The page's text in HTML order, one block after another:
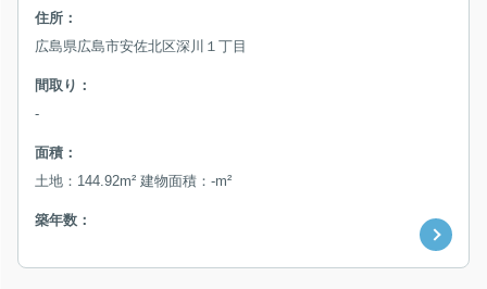
住所：
広島県広島市安佐北区深川１丁目
間取り：
-
面積：
土地：144.92m² 建物面積：-m²
築年数：